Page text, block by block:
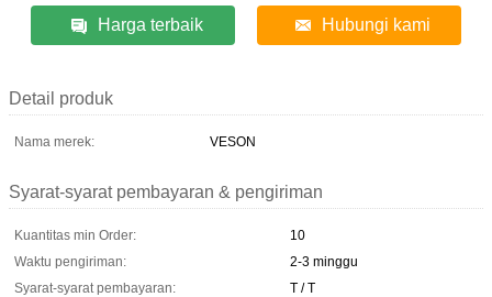
Harga terbaik Hubungi kami
Detail produk
Nama merek: VESON
Syarat-syarat pembayaran & pengiriman
Kuantitas min Order:
10
Waktu pengiriman:
2-3 minggu
Syarat-syarat pembayaran:
T / T